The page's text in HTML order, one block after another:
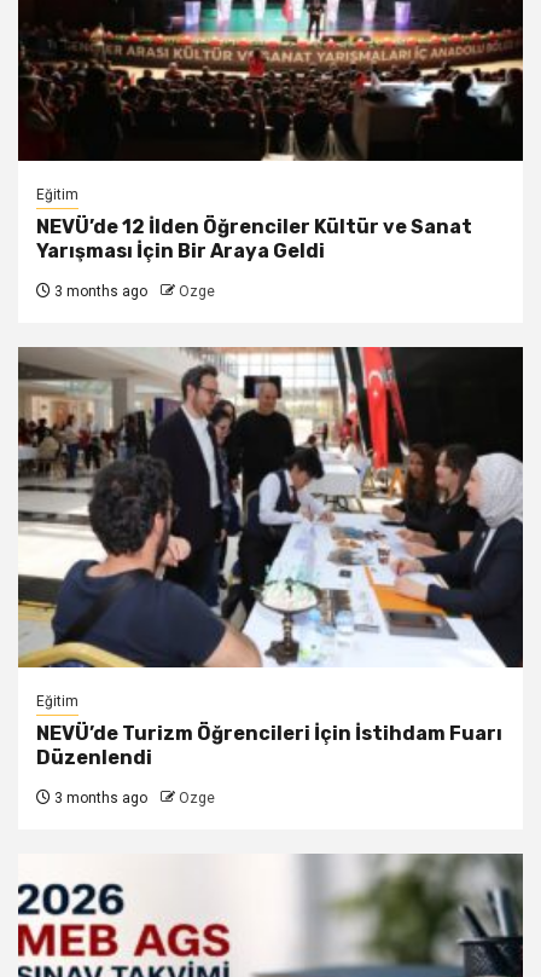
Eğitim
NEVÜ’de 12 İlden Öğrenciler Kültür ve Sanat
Yarışması İçin Bir Araya Geldi
3 months ago Ozge
Eğitim
NEVÜ’de Turizm Öğrencileri İçin İstihdam Fuarı
Düzenlendi
3 months ago Ozge